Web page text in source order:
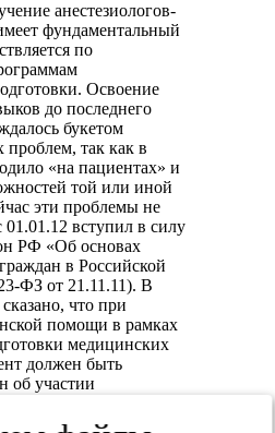
анестезиологов-
фундаментальный
по
Освоение
до последнего
букетом
так как в
«на пациентах» и
той или иной
эти проблемы не
01.01.12 вступил в силу
РФ «Об основах
в Российской
ФЗ от 21.11.11). В
что при
помощи в рамках
медицинских
должен быть
об участии
и вправе отказаться